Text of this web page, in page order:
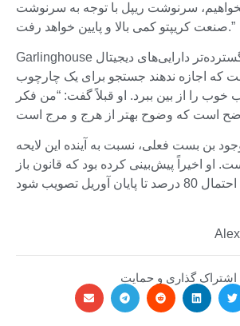
​​سرنوشت ریپل با توجه به سرنوشت
صنعت کریپتو کمی بالا و پایین خواهد رفت.”
Garlinghouse بارها به فضای گسترده‌تر دارایی‌های دیجیتال
که اجازه ندهند جستجو برای یک چارچوب
خوب را از بین ببرد. او قبلاً گفت: “من فکر
بن بست فعلی، نسبت به آینده این لایحه
او اخیراً پیش‌بینی کرده بود که قانون باز
اشتراک گذاری و حمایت